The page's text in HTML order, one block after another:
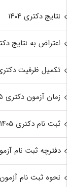
نتایج دکتری ۱۴۰۴
اعتراض به نتایج دکتری
تکمیل ظرفیت دکتری
زمان آزمون دکتری ۱۴۰۵
ثبت نام دکتری ۱۴۰۵
دفترچه ثبت نام آزمون
نحوه ثبت نام آزمون